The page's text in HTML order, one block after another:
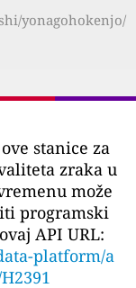
yonagohokenjo/
stanice za
zraka u
može
programski
API URL:
platform/a